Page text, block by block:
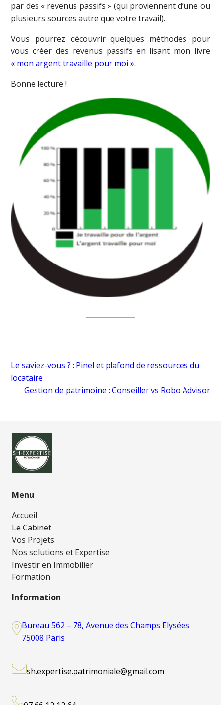
par des « revenus passifs » (qui proviennent d’une ou
plusieurs sources autre que votre travail).
Vous pourrez découvrir quelques méthodes pour
vous créer des revenus passifs en lisant mon livre
« mon argent travaille pour moi ».
Bonne lecture !
Le saviez-vous ? : Pinel et plafond de ressources du
locataire
Gestion de patrimoine : Conseiller vs Robo Advisor
Menu
Accueil
Le Cabinet
Vos Projets
Nos solutions et Expertise
Investir en Immobilier
Formation
Information
Bureau 562 – 78, Avenue des Champs Elysées
75008 Paris
sh.expertise.patrimoniale@gmail.com